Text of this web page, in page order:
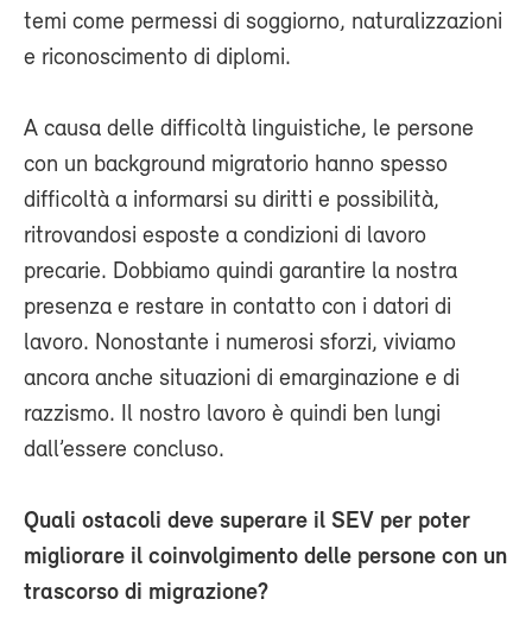
temi come permessi di soggiorno, naturalizzazioni
e riconoscimento di diplomi.
A causa delle difficoltà linguistiche, le persone
con un background migratorio hanno spesso
difficoltà a informarsi su diritti e possibilità,
ritrovandosi esposte a condizioni di lavoro
precarie. Dobbiamo quindi garantire la nostra
presenza e restare in contatto con i datori di
lavoro. Nonostante i numerosi sforzi, viviamo
ancora anche situazioni di emarginazione e di
razzismo. Il nostro lavoro è quindi ben lungi
dall’essere concluso.
Quali ostacoli deve superare il SEV per poter
migliorare il coinvolgimento delle persone con un
trascorso di migrazione?